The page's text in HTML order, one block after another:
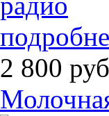
2 800 руб